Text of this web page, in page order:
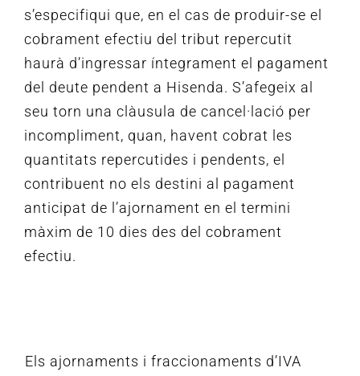
s’especifiqui que, en el cas de produir-se el
cobrament efectiu del tribut repercutit
haurà d’ingressar íntegrament el pagament
del deute pendent a Hisenda. S’afegeix al
seu torn una clàusula de cancel·lació per
incompliment, quan, havent cobrat les
quantitats repercutides i pendents, el
contribuent no els destini al pagament
anticipat de l’ajornament en el termini
màxim de 10 dies des del cobrament
efectiu.
Els ajornaments i fraccionaments d’IVA